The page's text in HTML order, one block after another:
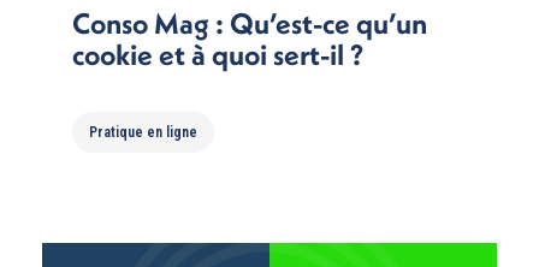
Conso Mag : Qu’est-ce qu’un
cookie et à quoi sert-il ?
Pratique en ligne